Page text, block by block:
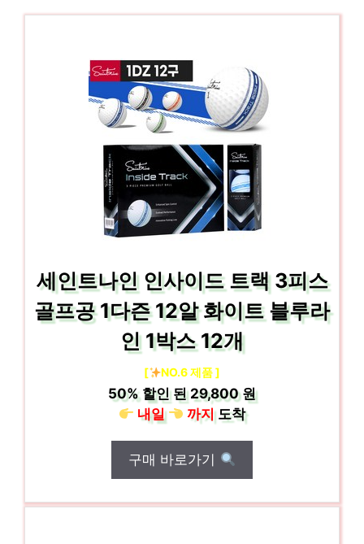
세인트나인 인사이드 트랙 3피스
골프공 1다즌 12알 화이트 블루라
인 1박스 12개
[ NO.6 제품 ]
50%할인 된29,800 원
내일
까지도착
구매 바로가기